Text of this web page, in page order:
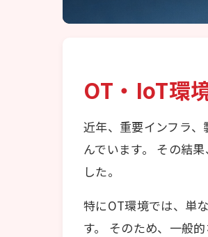
OT・IoT環
近年、重要インフラ
んでいます。 その結
した。
特にOT環境では、単
す。 そのため、一般